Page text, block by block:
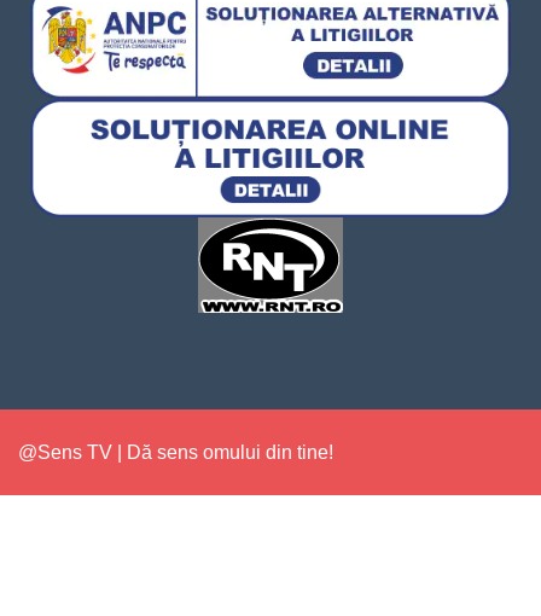
@Sens TV | Dă sens omului din tine!